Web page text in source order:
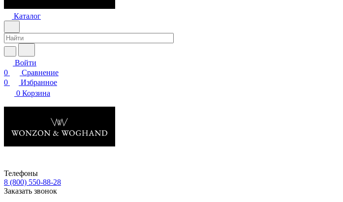
Каталог
Войти
0
Сравнение
0
Избранное
0 Корзина
Телефоны
8 (800) 550-88-28
Заказать звонок